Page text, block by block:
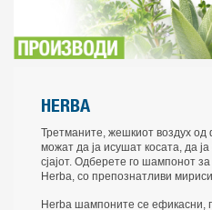
HERBA
Третманите, жешкиот воздух од
можат да ја исушат косата, да
сјајот. Одберете го шампонот
Herba, со препознатливи
Herba шампоните се ефикасни,